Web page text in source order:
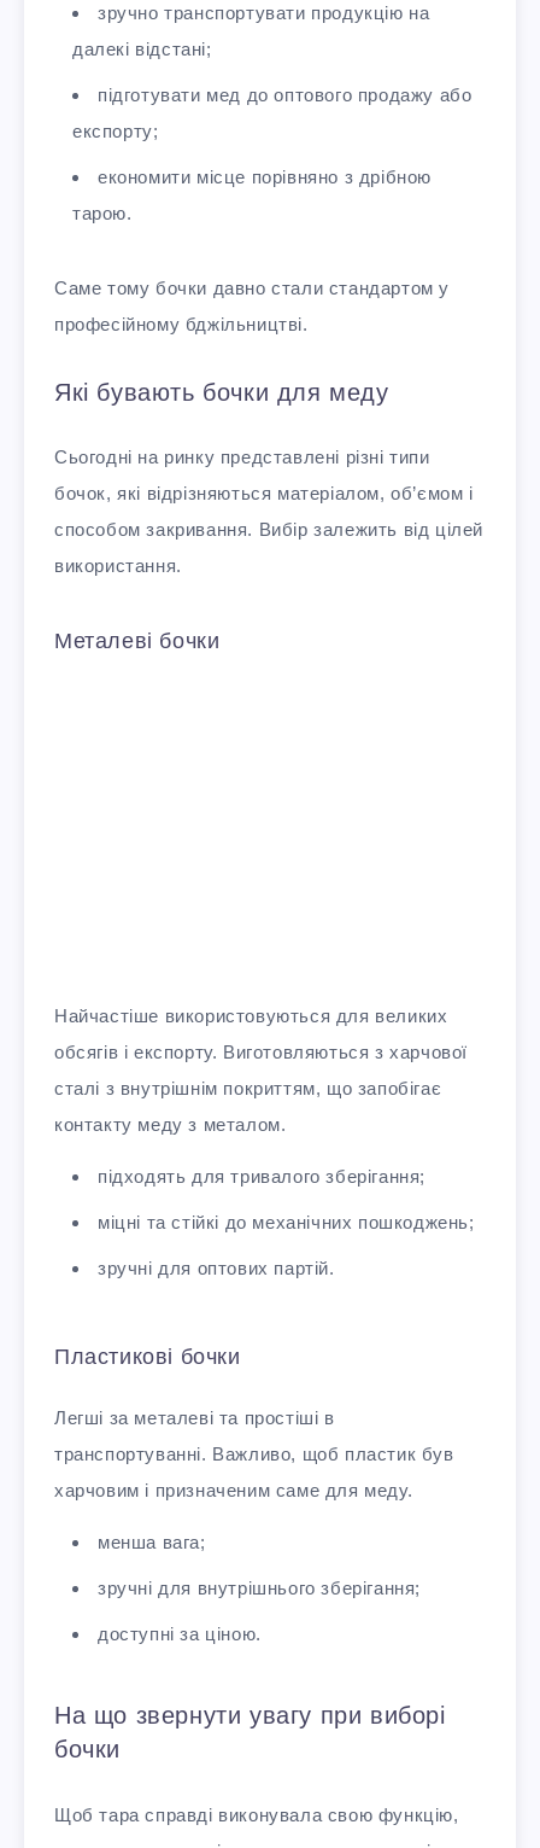
зручно транспортувати продукцію на
далекі відстані;
підготувати мед до оптового продажу або
експорту;
економити місце порівняно з дрібною
тарою.
Саме тому бочки давно стали стандартом у
професійному бджільництві.
Які бувають бочки для меду
Сьогодні на ринку представлені різні типи
бочок, які відрізняються матеріалом, об’ємом і
способом закривання. Вибір залежить від цілей
використання.
Металеві бочки
Найчастіше використовуються для великих
обсягів і експорту. Виготовляються з харчової
сталі з внутрішнім покриттям, що запобігає
контакту меду з металом.
підходять для тривалого зберігання;
міцні та стійкі до механічних пошкоджень;
зручні для оптових партій.
Пластикові бочки
Легші за металеві та простіші в
транспортуванні. Важливо, щоб пластик був
харчовим і призначеним саме для меду.
менша вага;
зручні для внутрішнього зберігання;
доступні за ціною.
На що звернути увагу при виборі
бочки
Щоб тара справді виконувала свою функцію,